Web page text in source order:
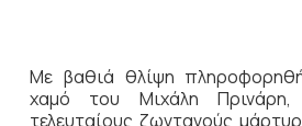
Με βαθιά θλίψη
χαμό του Μιχάλη
τελευταίους ζωντανούς